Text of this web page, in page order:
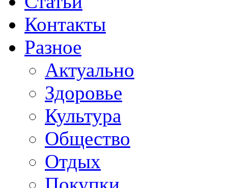
Контакты
Разное
Актуально
Здоровье
Культура
Общество
Отдых